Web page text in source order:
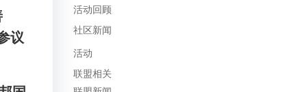
议
活动回顾
社区新闻
活动
联盟相关